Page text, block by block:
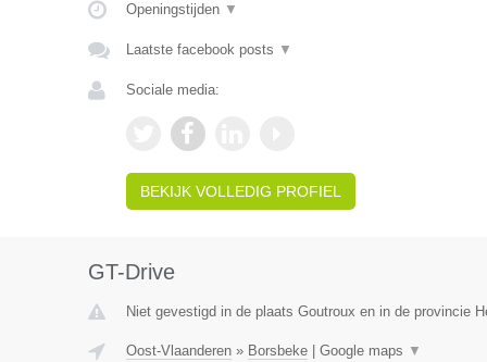
Openingstijden ▼
Laatste facebook posts ▼
Sociale media:
BEKIJK VOLLEDIG PROFIEL
GT-Drive
Niet gevestigd in de plaats Goutroux en in de provincie
Oost-Vlaanderen» Borsbeke| Google maps ▼